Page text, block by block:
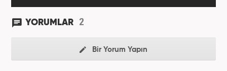
YORUMLAR 2
Bir Yorum Yapın